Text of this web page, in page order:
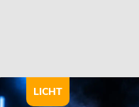
LICHT